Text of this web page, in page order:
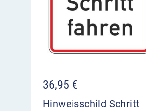
36,95 €
Hinweisschild Schritt